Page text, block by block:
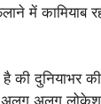
में कामियाब
की दुनियाभर